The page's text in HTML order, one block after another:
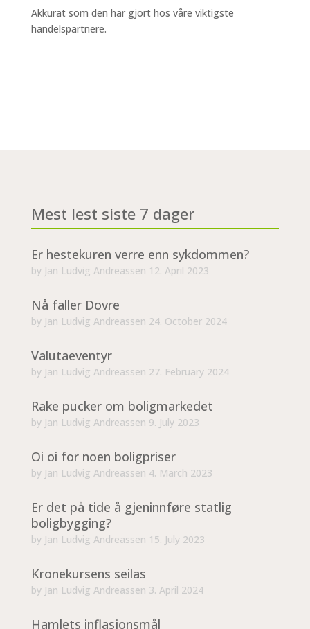
Akkurat som den har gjort hos våre viktigste
handelspartnere.
Mest lest siste 7 dager
Er hestekuren verre enn sykdommen?
by Jan Ludvig Andreassen 12. April 2023
Nå faller Dovre
by Jan Ludvig Andreassen 24. October 2024
Valutaeventyr
by Jan Ludvig Andreassen 27. February 2024
Rake pucker om boligmarkedet
by Jan Ludvig Andreassen 9. July 2023
Oi oi for noen boligpriser
by Jan Ludvig Andreassen 4. March 2023
Er det på tide å gjeninnføre statlig
boligbygging?
by Jan Ludvig Andreassen 15. July 2023
Kronekursens seilas
by Jan Ludvig Andreassen 3. April 2024
Hamlets inflasjonsmål